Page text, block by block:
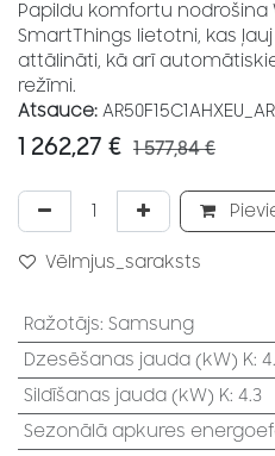
Papildu komfortu nodrošina
SmartThings lietotni, kas
attālināti, kā arī
režīmi.
Atsauce:
1 262,27 € 1 577,84€
Vēlmjus_saraksts
Ražotājs: Samsung
Dzesēšanas jauda (kW) K:
Sildīšanas jauda (kW) K: 4.3
Sezonālā apkures